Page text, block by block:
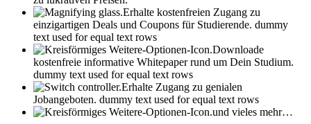
Erhalte kostenfreien Zugang zu
einzigartigen Deals und Coupons für Studierende. dummy
text used for equal text rows
Downloade
kostenfreie informative Whitepaper rund um Dein Studium.
dummy text used for equal text rows
Erhalte Zugang zu genialen
Jobangeboten. dummy text used for equal text rows
und vieles mehr…